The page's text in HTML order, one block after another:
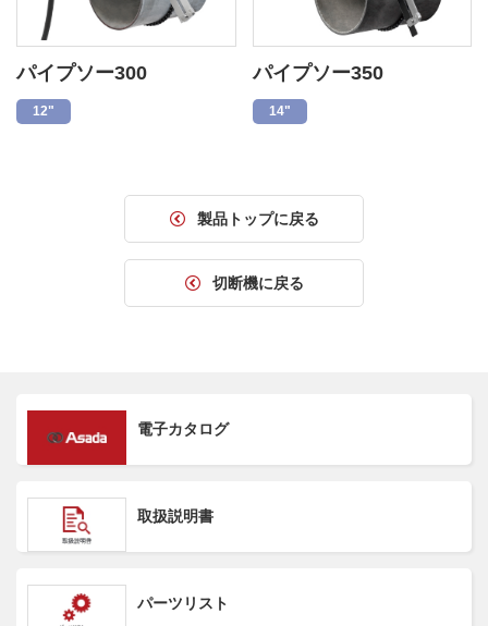
パイプソー300
12"
パイプソー350
14"
製品トップに戻る
切断機に戻る
電子カタログ
取扱説明書
パーツリスト